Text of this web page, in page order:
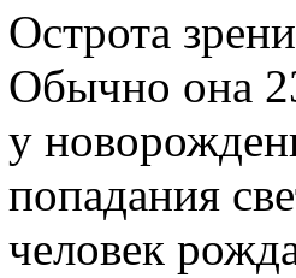
Острота
Обычно она
у
попадания
человек